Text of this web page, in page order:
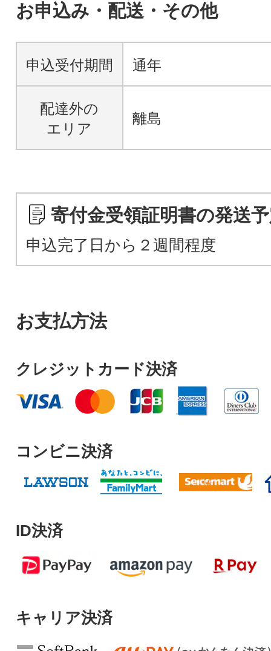
お申込み・配送・その他
申込受付期間 通年
配達外の
エリア
離島
寄付金受領証明書の発送
申込完了日から２週間程度
お支払方法
クレジットカード決済
コンビニ決済
ID決済
キャリア決済